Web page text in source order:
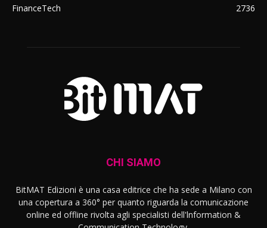
FinanceTech
2736
CHI SIAMO
BitMAT Edizioni è una casa editrice che ha sede a Milano con
una copertura a 360° per quanto riguarda la comunicazione
online ed offline rivolta agli specialisti dell'lnformation &